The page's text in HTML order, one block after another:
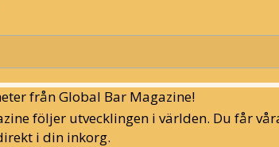
från Global Bar Magazine!
följer utvecklingen i världen. Du får
i din inkorg.